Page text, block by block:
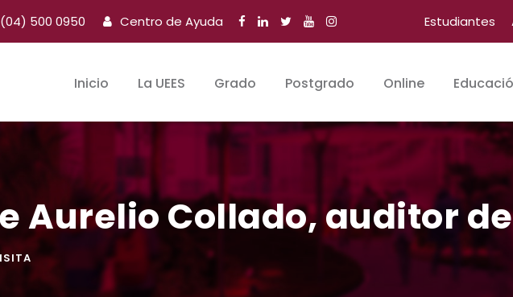
(04) 500 0950 Centro de Ayuda Estudiantes
Inicio La UEES Grado Postgrado Online
Aurelio Collado, auditor